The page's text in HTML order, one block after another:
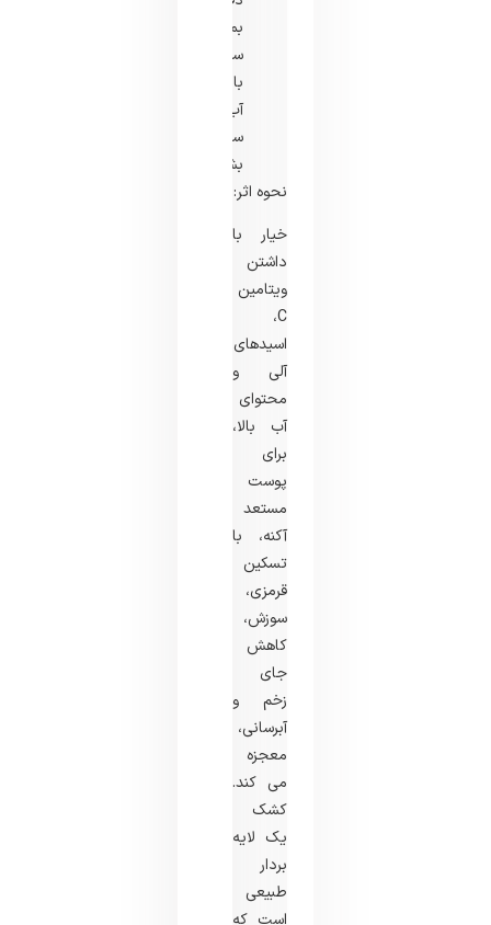
بماند
سپس
با
آب
سرد
بشویید.
نحوه اثر:
خیار با
داشتن
ویتامین
C،
اسیدهای
آلی و
محتوای
آب بالا،
برای
پوست
مستعد
آکنه، با
تسکین
قرمزی،
سوزش،
کاهش
جای
زخم و
آبرسانی،
معجزه
می کند.
کشک
یک لایه
بردار
طبیعی